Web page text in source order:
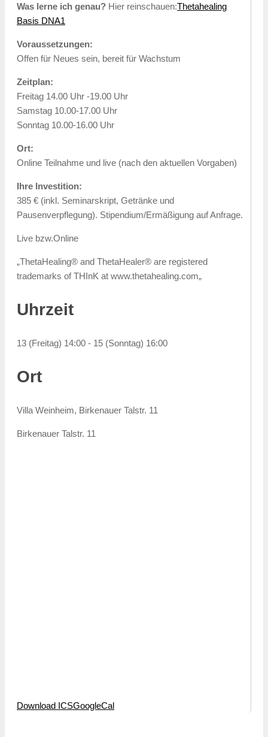
Was lerne ich genau? Hier reinschauen:Thetahealing
Basis DNA1
Voraussetzungen:
Offen für Neues sein, bereit für Wachstum
Zeitplan:
Freitag 14.00 Uhr -19.00 Uhr
Samstag 10.00-17.00 Uhr
Sonntag 10.00-16.00 Uhr
Ort:
Online Teilnahme und live (nach den aktuellen Vorgaben)
Ihre Investition:
385 € (inkl. Seminarskript, Getränke und
Pausenverpflegung). Stipendium/Ermäßigung auf Anfrage.
Live bzw.Online
„ThetaHealing® and ThetaHealer® are registered
trademarks of THInK at www.thetahealing.com„
Uhrzeit
13 (Freitag) 14:00 - 15 (Sonntag) 16:00
Ort
Villa Weinheim, Birkenauer Talstr. 11
Birkenauer Talstr. 11
Download ICSGoogleCal